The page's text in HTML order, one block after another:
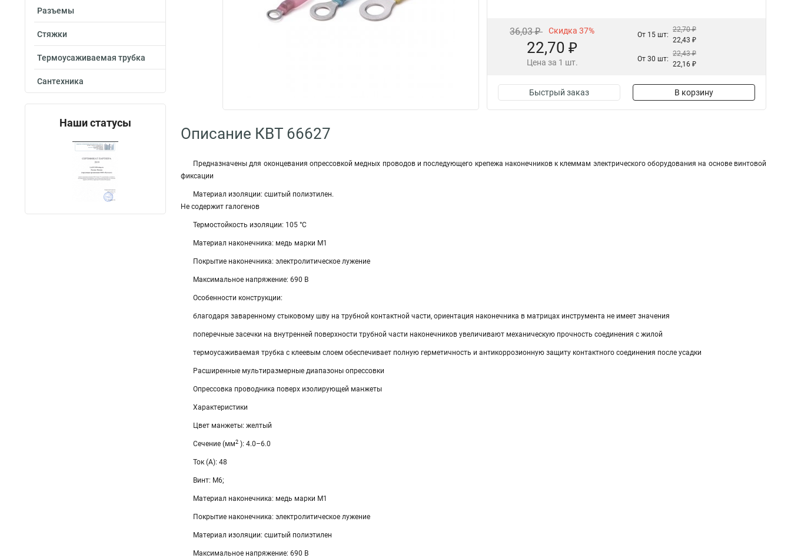
Разъемы
Стяжки
Термоусаживаемая трубка
Сантехника
Наши статусы
36,03 ₽ Скидка 37%
22,70 ₽
Цена за 1 шт.
От 15 шт:
22,70 ₽
22,43 ₽
От 30 шт:
22,43 ₽
22,16 ₽
Быстрый заказ В корзину
Описание КВТ 66627
Предназначены для оконцевания опрессовкой медных проводов и последующего крепежа наконечников к клеммам электрического оборудования на основе винтовой
фиксации
Материал изоляции: сшитый полиэтилен.
Не содержит галогенов
Термостойкость изоляции: 105 °C
Материал наконечника: медь марки М1
Покрытие наконечника: электролитическое лужение
Максимальное напряжение: 690 В
Особенности конструкции:
благодаря заваренному стыковому шву на трубной контактной части, ориентация наконечника в матрицах инструмента не имеет значения
поперечные засечки на внутренней поверхности трубной части наконечников увеличивают механическую прочность соединения с жилой
термоусаживаемая трубка с клеевым слоем обеспечивает полную герметичность и антикоррозионную защиту контактного соединения после усадки
Расширенные мультиразмерные диапазоны опрессовки
Опрессовка проводника поверх изолирующей манжеты
Характеристики
Цвет манжеты: желтый
Сечение (мм2 ): 4.0–6.0
Ток (А): 48
Винт: М6;
Материал наконечника: медь марки М1
Покрытие наконечника: электролитическое лужение
Материал изоляции: сшитый полиэтилен
Максимальное напряжение: 690 В